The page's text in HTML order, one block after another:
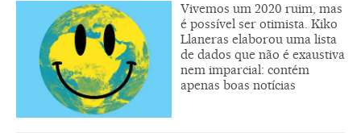
Vivemos um 2020 ruim, mas
é possível ser otimista. Kiko
Llaneras elaborou uma lista
de dados que não é exaustiva
nem imparcial: contém
apenas boas notícias